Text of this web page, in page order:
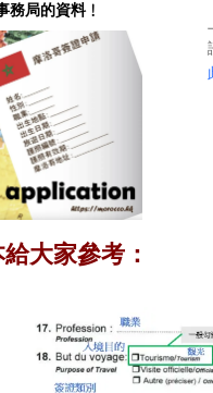
務局的資料﹗
指南 – 摩洛
大家參考：